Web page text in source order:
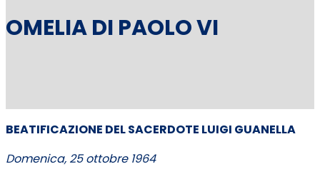
OMELIA DI PAOLO VI
BEATIFICAZIONE DEL SACERDOTE LUIGI GUANELLA
Domenica, 25 ottobre 1964